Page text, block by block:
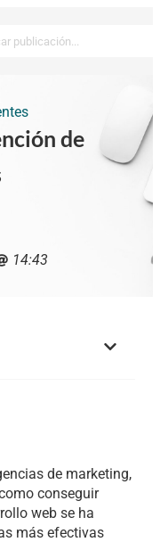
de
14:43
de marketing,
conseguir
web se ha
más efectivas